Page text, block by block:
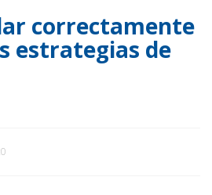
correctamente
estrategias de